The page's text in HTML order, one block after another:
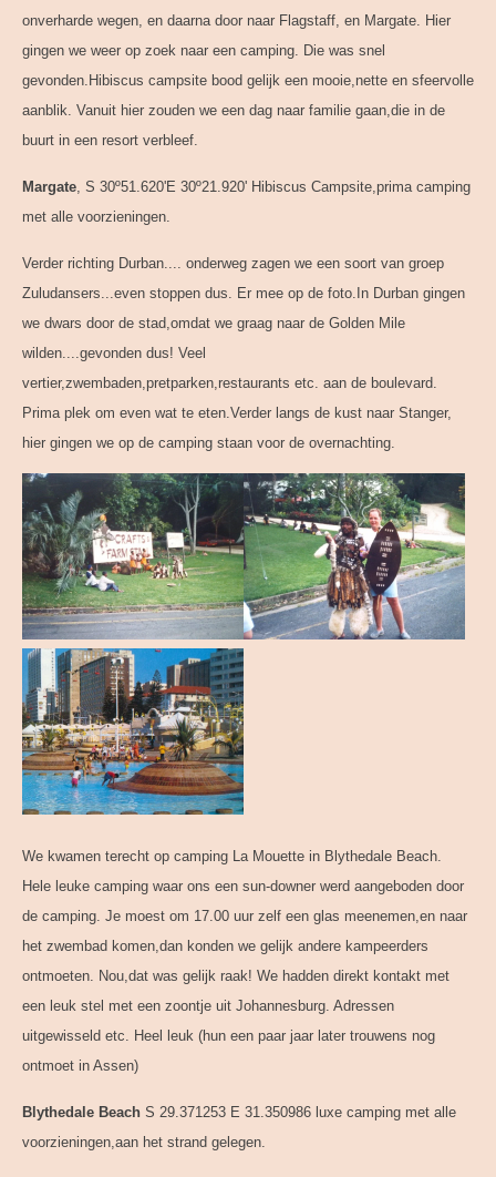
onverharde wegen, en daarna door naar Flagstaff, en Margate. Hier
gingen we weer op zoek naar een camping. Die was snel
gevonden.Hibiscus campsite bood gelijk een mooie,nette en sfeervolle
aanblik. Vanuit hier zouden we een dag naar familie gaan,die in de
buurt in een resort verbleef.
Margate , S 30º51.620'E 30º21.920' Hibiscus Campsite,prima camping
met alle voorzieningen.
Verder richting Durban.... onderweg zagen we een soort van groep
Zuludansers...even stoppen dus. Er mee op de foto.In Durban gingen
we dwars door de stad,omdat we graag naar de Golden Mile
wilden....gevonden dus! Veel
vertier,zwembaden,pretparken,restaurants etc. aan de boulevard.
Prima plek om even wat te eten.Verder langs de kust naar Stanger,
hier gingen we op de camping staan voor de overnachting.
We kwamen terecht op camping La Mouette in Blythedale Beach.
Hele leuke camping waar ons een sun-downer werd aangeboden door
de camping. Je moest om 17.00 uur zelf een glas meenemen,en naar
het zwembad komen,dan konden we gelijk andere kampeerders
ontmoeten. Nou,dat was gelijk raak! We hadden direkt kontakt met
een leuk stel met een zoontje uit Johannesburg. Adressen
uitgewisseld etc. Heel leuk (hun een paar jaar later trouwens nog
ontmoet in Assen)
Blythedale Beach S 29.371253 E 31.350986 luxe camping met alle
voorzieningen,aan het strand gelegen.